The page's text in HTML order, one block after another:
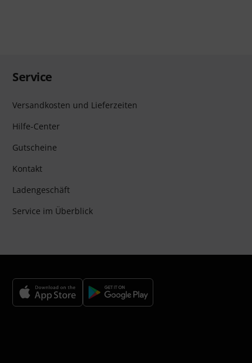
Service
Versandkosten und Lieferzeiten
Hilfe-Center
Gutscheine
Kontakt
Ladengeschäft
Service im Überblick